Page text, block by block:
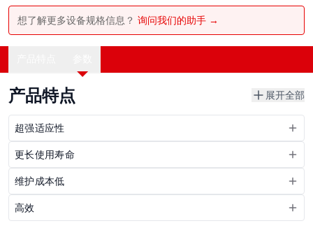
想了解更多设备规格信息？ 询问我们的助手 →
产品特点 展开全部
超强适应性
更长使用寿命
维护成本低
高效